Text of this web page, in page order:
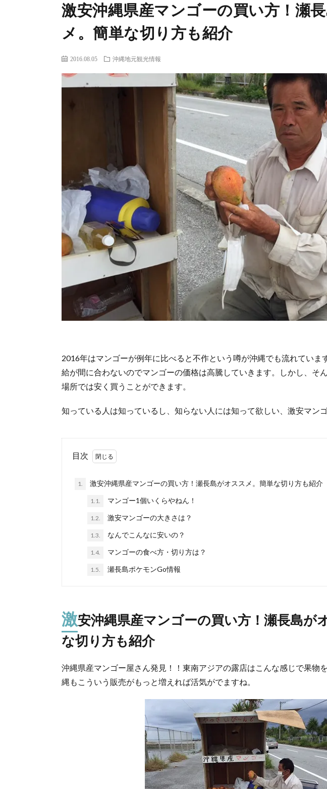
激安沖縄県産マンゴーの買い方！瀬
メ。簡単な切り方も紹介
2016.08.05 沖縄地元観光情報
2016年はマンゴーが例年に比べると不作という噂が沖縄でも流れていま
給が間に合わないのでマンゴーの価格は高騰していきます。しかし、そ
場所では安く買うことができます。
知っている人は知っているし、知らない人には知って欲しい、激安マン
目次
1. 激安沖縄県産マンゴーの買い方！瀬長島がオススメ。簡単な切り方も紹介
1.1. マンゴー1個いくらやねん！
1.2. 激安マンゴーの大きさは？
1.3. なんでこんなに安いの？
1.4. マンゴーの食べ方・切り方は？
1.5. 瀬長島ポケモンGo情報
激安沖縄県産マンゴーの買い方！瀬長島が
な切り方も紹介
沖縄県産マンゴー屋さん発見！！東南アジアの露店はこんな感じで果物
縄もこういう販売がもっと増えれば活気がでますね。